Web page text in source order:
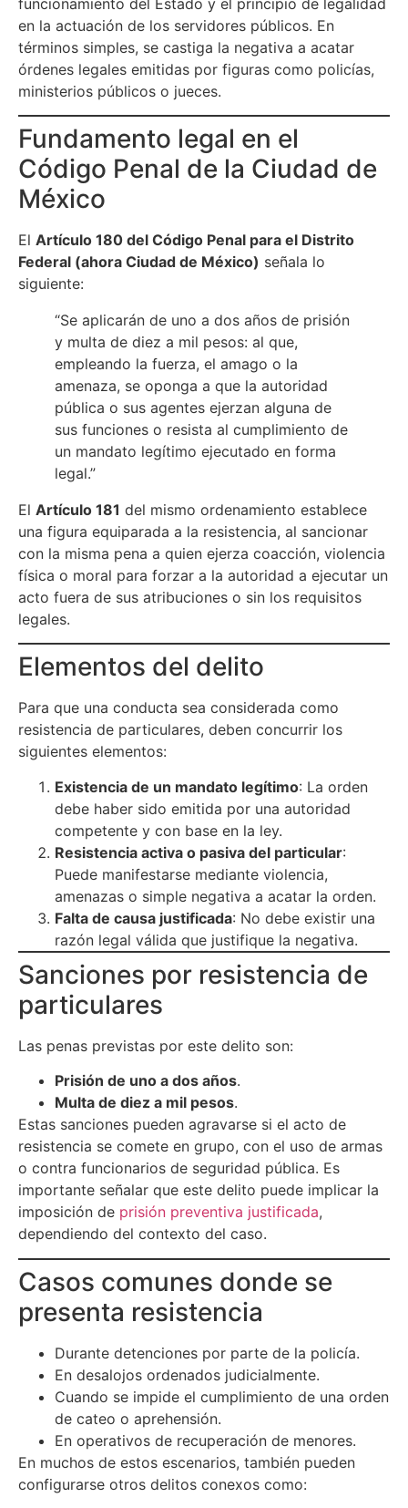
en la actuación de los servidores públicos. En
términos simples, se castiga la negativa a acatar
órdenes legales emitidas por figuras como policías,
ministerios públicos o jueces.
Fundamento legal en el
Código Penal de la Ciudad de
México
El Artículo 180 del Código Penal para el Distrito
Federal (ahora Ciudad de México) señala lo
siguiente:
“Se aplicarán de uno a dos años de prisión
y multa de diez a mil pesos: al que,
empleando la fuerza, el amago o la
amenaza, se oponga a que la autoridad
pública o sus agentes ejerzan alguna de
sus funciones o resista al cumplimiento de
un mandato legítimo ejecutado en forma
legal.”
El Artículo 181 del mismo ordenamiento establece
una figura equiparada a la resistencia, al sancionar
con la misma pena a quien ejerza coacción, violencia
física o moral para forzar a la autoridad a ejecutar un
acto fuera de sus atribuciones o sin los requisitos
legales.
Elementos del delito
Para que una conducta sea considerada como
resistencia de particulares, deben concurrir los
siguientes elementos:
Existencia de un mandato legítimo: La orden
debe haber sido emitida por una autoridad
competente y con base en la ley.
Resistencia activa o pasiva del particular:
Puede manifestarse mediante violencia,
amenazas o simple negativa a acatar la orden.
Falta de causa justificada: No debe existir una
razón legal válida que justifique la negativa.
Sanciones por resistencia de
particulares
Las penas previstas por este delito son:
Prisión de uno a dos años.
Multa de diez a mil pesos.
Estas sanciones pueden agravarse si el acto de
resistencia se comete en grupo, con el uso de armas
o contra funcionarios de seguridad pública. Es
importante señalar que este delito puede implicar la
imposición de prisión preventiva justificada,
dependiendo del contexto del caso.
Casos comunes donde se
presenta resistencia
Durante detenciones por parte de la policía.
En desalojos ordenados judicialmente.
Cuando se impide el cumplimiento de una orden
de cateo o aprehensión.
En operativos de recuperación de menores.
En muchos de estos escenarios, también pueden
configurarse otros delitos conexos como: